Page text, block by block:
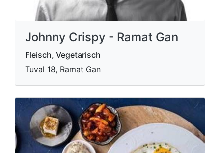
Johnny Crispy - Ramat Gan
Fleisch, Vegetarisch
Tuval 18, Ramat Gan